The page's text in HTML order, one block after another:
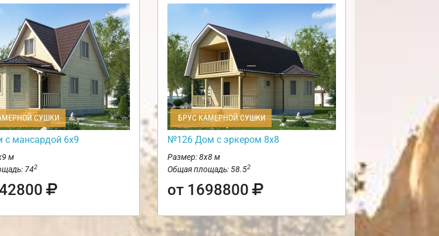
СУШКИ
мансардой 6х9
м
742
БРУС КАМЕРНОЙ СУШКИ
№126 Дом с эркером 8х8
Размер: 8х8 м
Общая площадь: 58.52
от 1698800